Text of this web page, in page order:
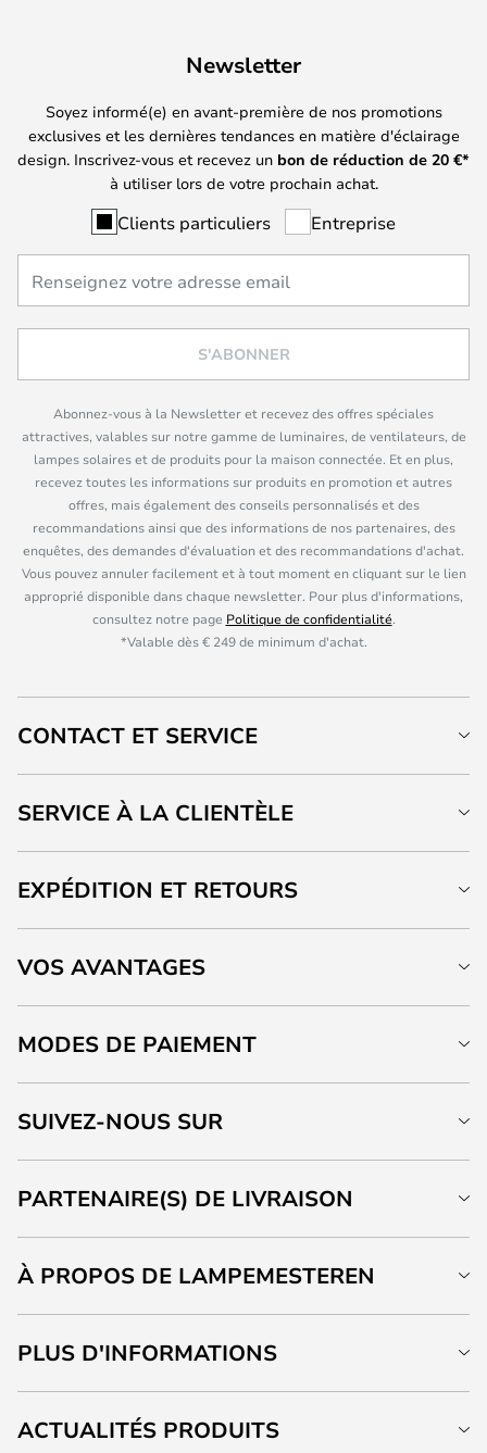
Newsletter
Soyez informé(e) en avant-première de nos promotions
exclusives et les dernières tendances en matière d'éclairage
design. Inscrivez-vous et recevez un bon de réduction de 20 €*
à utiliser lors de votre prochain achat.
Clients particuliers Entreprise
S'ABONNER
Abonnez-vous à la Newsletter et recevez des offres spéciales
attractives, valables sur notre gamme de luminaires, de ventilateurs, de
lampes solaires et de produits pour la maison connectée. Et en plus,
recevez toutes les informations sur produits en promotion et autres
offres, mais également des conseils personnalisés et des
recommandations ainsi que des informations de nos partenaires, des
enquêtes, des demandes d'évaluation et des recommandations d'achat.
Vous pouvez annuler facilement et à tout moment en cliquant sur le lien
approprié disponible dans chaque newsletter. Pour plus d'informations,
consultez notre page Politique de confidentialité.
*Valable dès € 249 de minimum d'achat.
CONTACT ET SERVICE
SERVICE À LA CLIENTÈLE
EXPÉDITION ET RETOURS
VOS AVANTAGES
MODES DE PAIEMENT
SUIVEZ-NOUS SUR
PARTENAIRE(S) DE LIVRAISON
À PROPOS DE LAMPEMESTEREN
PLUS D'INFORMATIONS
ACTUALITÉS PRODUITS